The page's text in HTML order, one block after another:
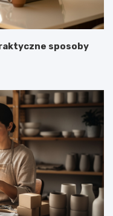
sposoby